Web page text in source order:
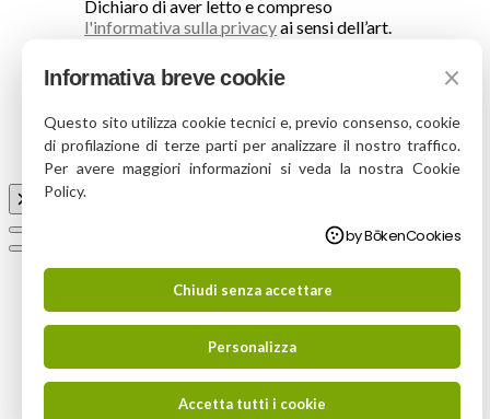
Dichiaro di aver letto e compreso
l'informativa sulla privacyai sensi dell’art.
679/2016, ed esprime il consenso al
trattamento dei dati personali.
Iscrivimi
Informativa breve cookie ×
Questo sito utilizza cookie tecnici e, previo consenso, cookie
di profilazione di terze parti per analizzare il nostro traffico.
Per avere maggiori informazioni si veda la nostra Cookie
Policy.
by BōkenCookies
Chiudi senza accettare
Personalizza
Accetta tutti i cookie